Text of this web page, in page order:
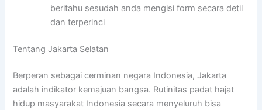
beritahu sesudah anda mengisi form secara detil
dan terperinci
Tentang Jakarta Selatan
Berperan sebagai cerminan negara Indonesia, Jakarta
adalah indikator kemajuan bangsa. Rutinitas padat hajat
hidup masyarakat Indonesia secara menyeluruh bisa